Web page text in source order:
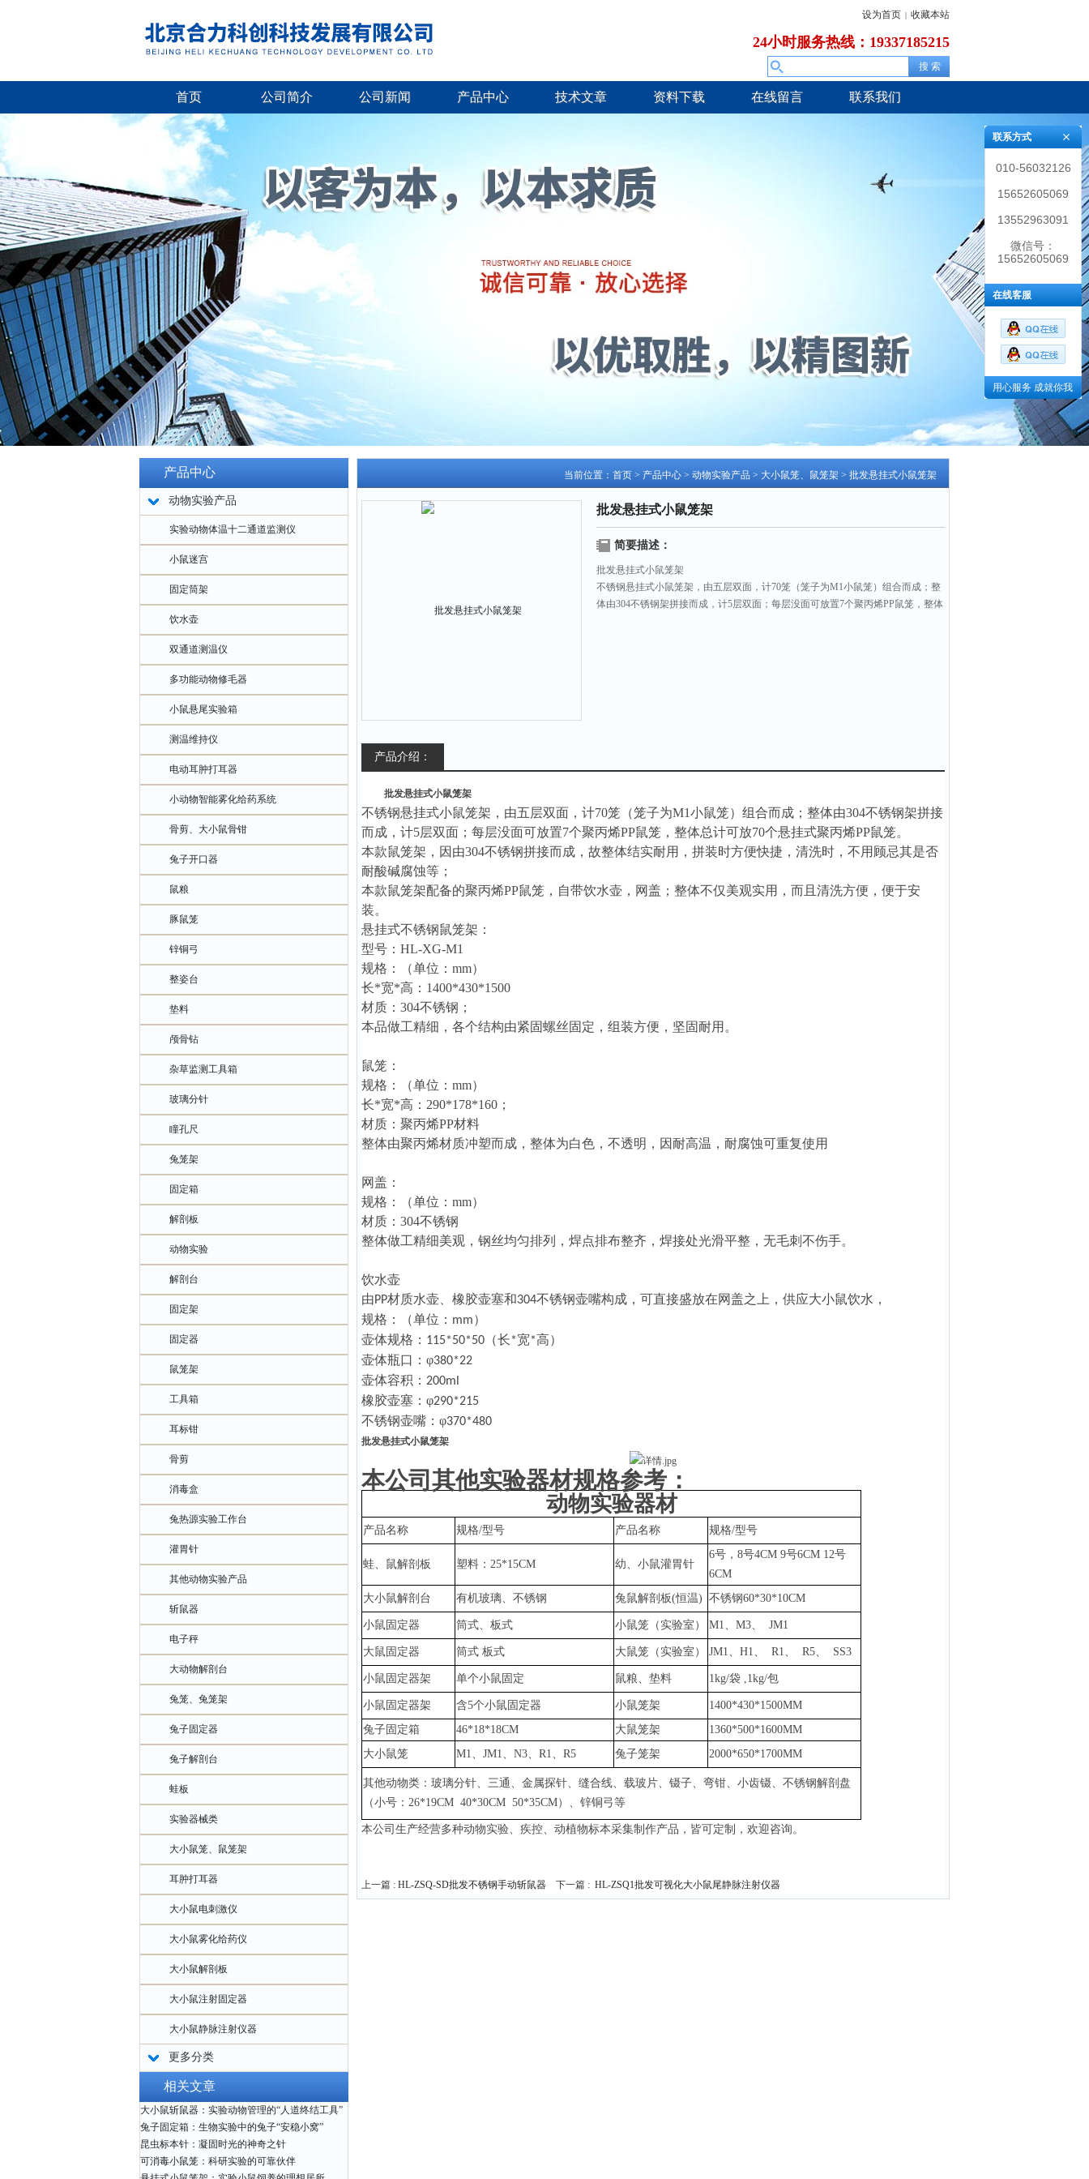
设为首页 | 收藏本站
24小时服务热线：19337185215
首页 公司简介 公司新闻 产品中心 技术文章 资料下载 在线留言 联系我们
产品中心
动物实验产品
实验动物体温十二通道监测仪
小鼠迷宫
固定筒架
饮水壶
双通道测温仪
多功能动物修毛器
小鼠悬尾实验箱
测温维持仪
电动耳肿打耳器
小动物智能雾化给药系统
骨剪、大小鼠骨钳
兔子开口器
鼠粮
豚鼠笼
锌铜弓
整姿台
垫料
颅骨钻
杂草监测工具箱
玻璃分针
瞳孔尺
兔笼架
固定箱
解剖板
动物实验
解剖台
固定架
固定器
鼠笼架
工具箱
耳标钳
骨剪
消毒盒
兔热源实验工作台
灌胃针
其他动物实验产品
斩鼠器
电子秤
大动物解剖台
兔笼、兔笼架
兔子固定器
兔子解剖台
蛙板
实验器械类
大小鼠笼、鼠笼架
耳肿打耳器
大小鼠电刺激仪
大小鼠雾化给药仪
大小鼠解剖板
大小鼠注射固定器
大小鼠静脉注射仪器
更多分类
相关文章
大小鼠斩鼠器：实验动物管理的“人道终结工具”
兔子固定箱：生物实验中的兔子“安稳小窝”
昆虫标本针：凝固时光的神奇之针
可消毒小鼠笼：科研实验的可靠伙伴
当前位置： 首页 > 产品中心 > 动物实验产品 > 大小鼠笼、鼠笼架 > 批发悬挂式小鼠笼架
批发悬挂式小鼠笼架
简要描述：
批发悬挂式小鼠笼架
不锈钢悬挂式小鼠笼架，由五层双面，计70笼（笼子为M1小鼠笼）组合而成；整
体由304不锈钢架拼接而成，计5层双面；每层没面可放置7个聚丙烯PP鼠笼，整体
产品介绍：
批发悬挂式小鼠笼架
不锈钢悬挂式小鼠笼架，由五层双面，计70笼（笼子为M1小鼠笼）组合而成；整体由304不锈钢架拼接
而成，计5层双面；每层没面可放置7个聚丙烯PP鼠笼，整体总计可放70个悬挂式聚丙烯PP鼠笼。
本款鼠笼架，因由304不锈钢拼接而成，故整体结实耐用，拼装时方便快捷，清洗时，不用顾忌其是否
耐酸碱腐蚀等；
本款鼠笼架配备的聚丙烯PP鼠笼，自带饮水壶，网盖；整体不仅美观实用，而且清洗方便，便于安
装。
悬挂式不锈钢鼠笼架：
型号： HL-XG-M1
规格 ： （单位： mm）
长*宽*高： 1400*430*1500
材质： 304不锈钢；
本品做工精细，各个结构由紧固螺丝固定，组装方便，坚固耐用。
鼠笼：
规格 ： （单位： mm）
长*宽*高： 290*178*160；
材质：聚丙烯PP材料
整体由聚丙烯材质冲塑而成，整体为白色，不透明，因耐高温，耐腐蚀可重复使用
网盖：
规格：（单位： mm）
材质： 304不锈钢
整体做工精细美观，钢丝均匀排列，焊点排布整齐，焊接处光滑平整，无毛刺不伤手。
饮水壶
由PP材质水壶、橡胶壶塞和304不锈钢壶嘴构成，可直接盛放在网盖之上，供应大小鼠饮水，
规格：（单位： mm）
壶体规格： 115*50*50 （长*宽*高）
壶体瓶口： φ380*22
壶体容积： 200ml
橡胶壶塞 ： φ290*215
不锈钢壶嘴： φ370*480
批发悬挂式小鼠笼架
本公司其他实验器材规格参考：
动物实验器材
产品名称 规格/型号 产品名称 规格/型号
蛙、鼠解剖板 塑料： 25*15CM 幼、小鼠灌胃针
6号，8号4CM 9号6CM 12号
6CM
大小鼠解剖台
有机玻璃、不锈钢 兔鼠解剖板(恒温) 不锈钢60*30*10CM
小鼠固定器 筒式、板式 小鼠笼（实验室） M1、M3、 JM1
大鼠固定器 筒式 板式 大鼠笼（实验室） JM1、H1、 R1、 R5、 SS3
小鼠固定器架 单个小鼠固定 鼠粮、垫料 1kg/袋 ,1kg/包
小鼠固定器架 含5个小鼠固定器 小鼠笼架
1400*430*1500MM
兔子固定箱
46*18*18CM 大鼠笼架
1360*500*1600MM
大小鼠笼
M1、JM1、N3、R1、R5 兔子笼架 2000*650*1700MM
其他动物类：玻璃分针、三通、金属探针、缝合线、载玻片、镊子、弯钳、小齿镊、不锈钢解剖盘
（小号： 26*19CM 40*30CM 50*35CM）、锌铜弓等
本公司生产经营多种动物实验、疾控、动植物标本采集制作产品，皆可定制，欢迎咨询。
上一篇 : HL-ZSQ-SD批发不锈钢手动斩鼠器 下一篇 : HL-ZSQ1批发可视化大小鼠尾静脉注射仪器
联系方式
010-56032126
15652605069
13552963091
微信号：
15652605069
在线客服
用心服务 成就你我